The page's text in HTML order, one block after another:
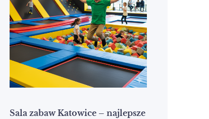
Sala zabaw Katowice – najlepsze